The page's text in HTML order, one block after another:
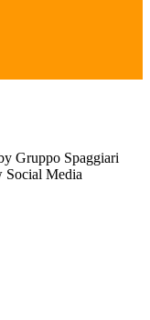
Gruppo Spaggiari
Social Media